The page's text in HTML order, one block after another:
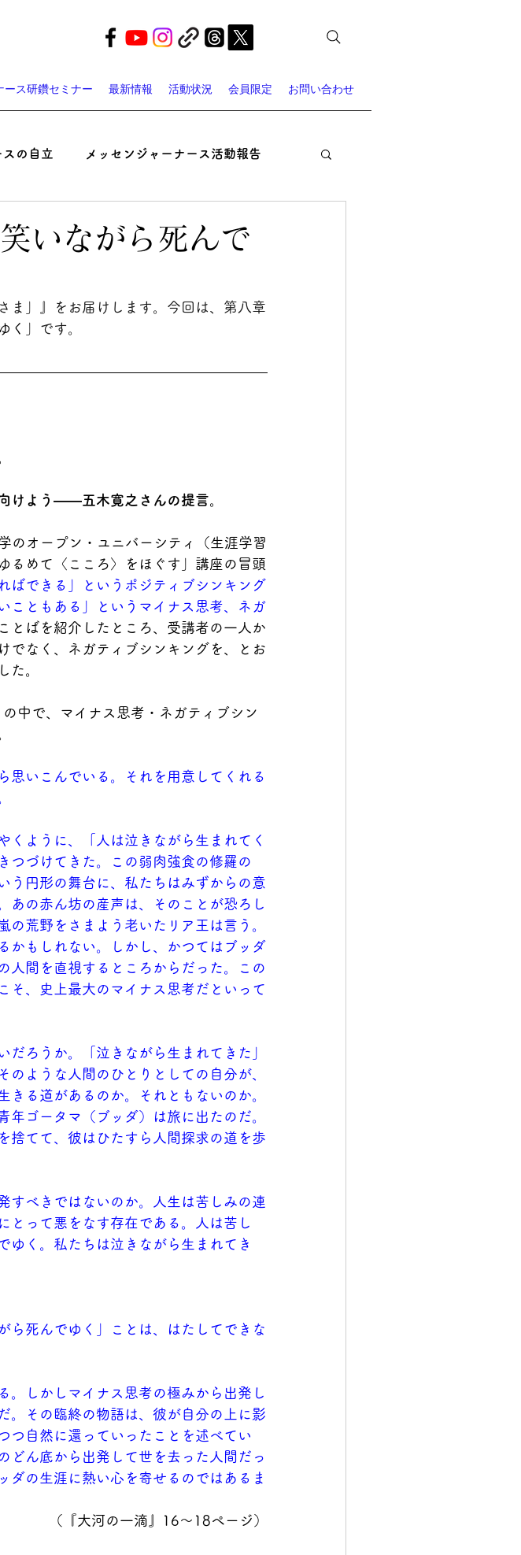
ース研鑽セミナー 最新情報 活動状況 会員限定 お問い合わせ
スの自立 メッセンジャーナース活動報告
いながら死んで
」』をお届けします。今回は、第八章
く 」です。
けよう――五木寛之さんの提言。
オープン・ユニバーシティ（生涯学習
るめて〈こころ〉をほぐす」講座の冒頭
ばできる」というポジティブシンキング
こともある」というマイナス思考、ネガ
ばを紹介したところ、受講者の一人か
でなく、ネガティブシンキングを、とお
た。
中で、マイナス思考・ネガティブシン
思いこんでいる。それを用意してくれる
ように、「人は泣きながら生まれてく
つづけてきた。この弱肉強食の修羅の
う円形の舞台に、私たちはみずからの意
あの赤ん坊の産声は、そのことが恐ろし
の荒野をさまよう老いたリア王は言う。
かもしれない。しかし、かつてはブッダ
人間を直視するところからだった。この
そ、史上最大のマイナス思考だといって
ろうか。「泣きながら生まれてきた」
のような人間のひとりとしての自分が、
きる道があるのか。それともないのか。
ゴータマ（ブッダ）は旅に出たのだ。
捨てて、彼はひたすら人間探求の道を歩
べきではないのか。人生は苦しみの連
とって悪をなす存在である。人は苦し
ゆく。私たちは泣きながら生まれてき
死んでゆく」ことは、はたしてできな
しかしマイナス思考の極みから出発し
。その臨終の物語は、彼が自分の上に影
つ自然に還っていったことを述べてい
どん底から出発して世を去った人間だっ
ダの生涯に熱い心を寄せるのではあるま
（『大河の一滴』16～18ページ）